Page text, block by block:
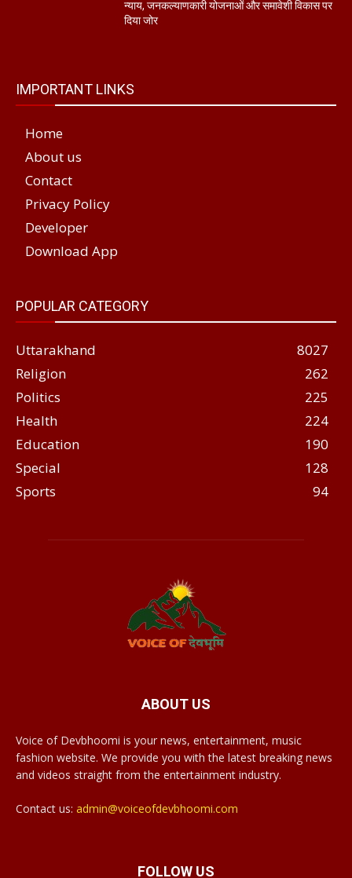
न्याय, जनकल्याणकारी योजनाओं और समावेशी विकास पर
दिया जोर
IMPORTANT LINKS
Home
About us
Contact
Privacy Policy
Developer
Download App
POPULAR CATEGORY
Uttarakhand
8027
Religion
262
Politics
225
Health
224
Education
190
Special
128
Sports
94
ABOUT US
Voice of Devbhoomi is your news, entertainment, music
fashion website. We provide you with the latest breaking news
and videos straight from the entertainment industry.
Contact us: admin@voiceofdevbhoomi.com
FOLLOW US